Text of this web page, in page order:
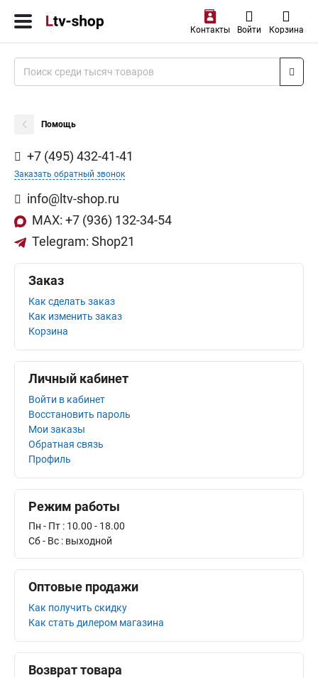
Контакты Войти Корзина
Помощь
+7 (495) 432-41-41
Заказать обратный звонок
info@ltv-shop.ru
MAX: +7 (936) 132-34-54
Telegram: Shop21
Заказ
Как сделать заказ
Как изменить заказ
Корзина
Личный кабинет
Войти в кабинет
Восстановить пароль
Мои заказы
Обратная связь
Профиль
Режим работы
Пн - Пт : 10.00 - 18.00
Сб - Bс : выходной
Оптовые продажи
Как получить скидку
Как стать дилером магазина
Возврат товара